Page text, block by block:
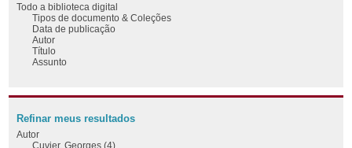
Todo a biblioteca digital
Tipos de documento & Coleções
Data de publicação
Autor
Título
Assunto
Refinar meus resultados
Autor
Cuvier, Georges (4)